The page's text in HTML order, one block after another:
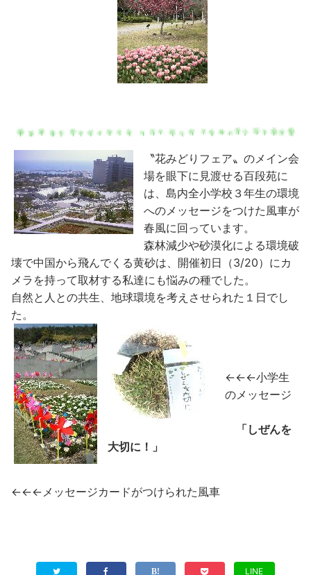
〝花みどりフェア〟のメイン会
場を眼下に見渡せる百段苑に
は、島内全小学校３年生の環境
へのメッセージをつけた風車が
春風に回っています。
森林減少や砂漠化による環境破
壊で中国から飛んでくる黄砂は、開催初日（3/20）にカ
メラを持って取材する私達にも悩みの種でした。
自然と人との共生、地球環境を考えさせられた１日でし
た。
←←←小学生
のメッセージ
「しぜんを
大切に！」
←←←メッセージカードがつけられた風車
LINE